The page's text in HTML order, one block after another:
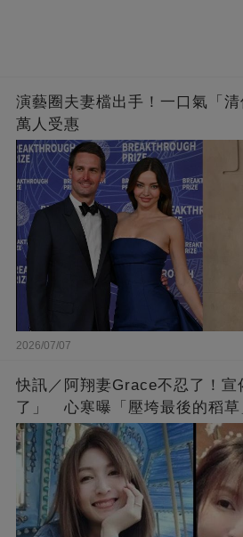
演藝圈夫妻檔出手！一口氣「
萬人受惠
2026/07/07
快訊／阿翔妻Grace不忍了！宣
了」 心寒曝「壓垮最後的稻草